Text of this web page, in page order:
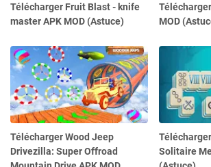
Télécharger Fruit Blast - knife
master APK MOD (Astuce)
MOD
Télécharger Wood Jeep
Drivezilla: Super Offroad
Solitaire